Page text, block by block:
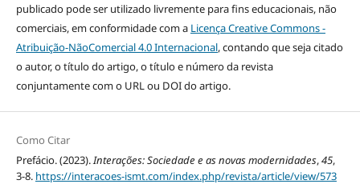
publicado pode ser utilizado livremente para fins educacionais, não
comerciais, em conformidade com a Licença Creative Commons -
Atribuição-NãoComercial 4.0 Internacional, contando que seja citado
o autor, o título do artigo, o tí­tulo e número da revista
conjuntamente com o URL ou DOI do artigo.
Como Citar
Prefácio. (2023).Interações: Sociedade e as novas modernidades,45,
3-8. https://interacoes-ismt.com/index.php/revista/article/view/573